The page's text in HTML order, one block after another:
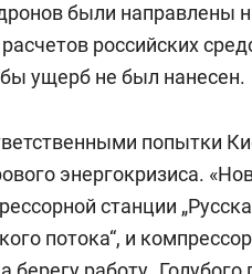
были направлены
российских
ущерб не был нанесен.
попытки
энергокризиса.
станции
потока“, и